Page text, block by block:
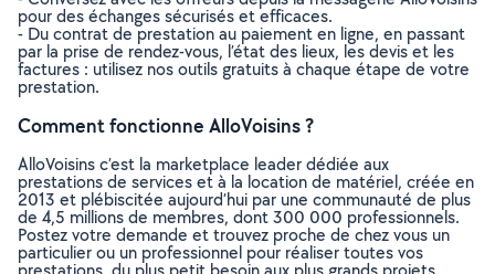
pour des échanges sécurisés et efficaces.
- Du contrat de prestation au paiement en ligne, en passant
par la prise de rendez-vous, l’état des lieux, les devis et les
factures : utilisez nos outils gratuits à chaque étape de votre
prestation.
Comment fonctionne AlloVoisins ?
AlloVoisins c’est la marketplace leader dédiée aux
prestations de services et à la location de matériel, créée en
2013 et plébiscitée aujourd’hui par une communauté de plus
de 4,5 millions de membres, dont 300 000 professionnels.
Postez votre demande et trouvez proche de chez vous un
particulier ou un professionnel pour réaliser toutes vos